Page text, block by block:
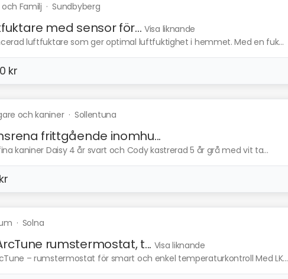
Familj ·Sundbyberg
med sensor för... Visa liknande
luftfuktare som ger optimal luftfuktighet i hemmet. Med en fuk...
kr
och kaniner· Sollentuna
frittgående inomhu...
kaniner Daisy 4 år svart och Cody kastrerad 5 år grå med vit ta...
· Solna
rumstermostat, t... Visa liknande
– rumstermostat för smart och enkel temperaturkontroll Med LK...